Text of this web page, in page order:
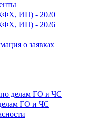
ИП) - 2020
ИП) - 2026
о заявках
по делам ГО и ЧС
ГО и ЧС